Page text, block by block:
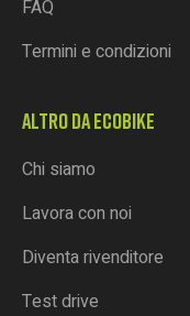
FAQ
Termini e condizioni
ALTRO DA ECOBIKE
Chi siamo
Lavora con noi
Diventa rivenditore
Test drive